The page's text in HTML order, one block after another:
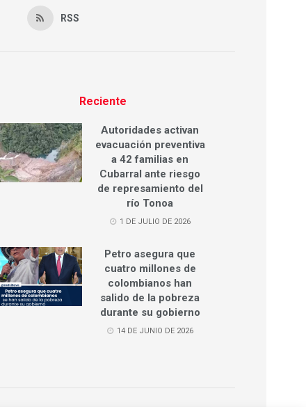
RSS
Reciente
Autoridades activan
evacuación preventiva
a 42 familias en
Cubarral ante riesgo
de represamiento del
río Tonoa
1 DE JULIO DE 2026
Petro asegura que
cuatro millones de
colombianos han
salido de la pobreza
durante su gobierno
14 DE JUNIO DE 2026